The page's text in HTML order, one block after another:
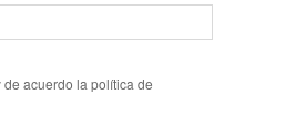
de acuerdo la política de